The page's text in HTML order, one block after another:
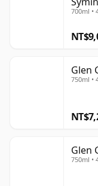
30 年
700ml •
Glen
750ml •
Glen
750ml •